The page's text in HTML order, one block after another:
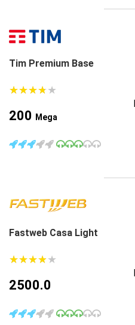
Tim Premium Base
★★★★★
★★★★★
200 Mega
Fastweb Casa Light
★★★★★
★★★★★
2500.0